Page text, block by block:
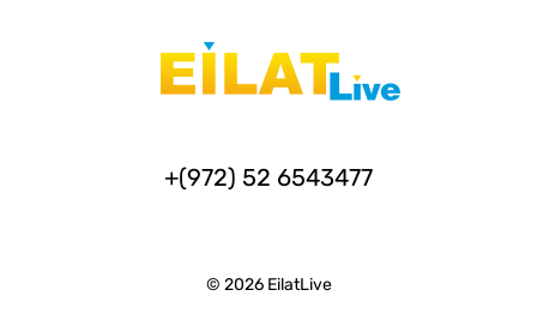
+(972) 52 6543477
© 2026 EilatLive